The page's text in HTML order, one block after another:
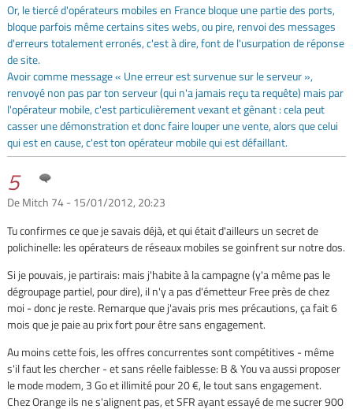
Or, le tiercé d'opérateurs mobiles en France bloque une partie des ports,
bloque parfois même certains sites webs, ou pire, renvoi des messages
d'erreurs totalement erronés, c'est à dire, font de l'usurpation de réponse
de site.
Avoir comme message « Une erreur est survenue sur le serveur »,
renvoyé non pas par ton serveur (qui n'a jamais reçu ta requête) mais par
l'opérateur mobile, c'est particulièrement vexant et gênant : cela peut
casser une démonstration et donc faire louper une vente, alors que celui
qui est en cause, c'est ton opérateur mobile qui est défaillant.
5
De Mitch 74 - 15/01/2012, 20:23
Tu confirmes ce que je savais déjà, et qui était d'ailleurs un secret de
polichinelle: les opérateurs de réseaux mobiles se goinfrent sur notre dos.
Si je pouvais, je partirais: mais j'habite à la campagne (y'a même pas le
dégroupage partiel, pour dire), il n'y a pas d'émetteur Free près de chez
moi - donc je reste. Remarque que j'avais pris mes précautions, ça fait 6
mois que je paie au prix fort pour être sans engagement.
Au moins cette fois, les offres concurrentes sont compétitives - même
s'il faut les chercher - et sans réelle faiblesse: B & You va aussi proposer
le mode modem, 3 Go et illimité pour 20 €, le tout sans engagement.
Chez Orange ils ne s'alignent pas, et SFR ayant essayé de me sucrer 900